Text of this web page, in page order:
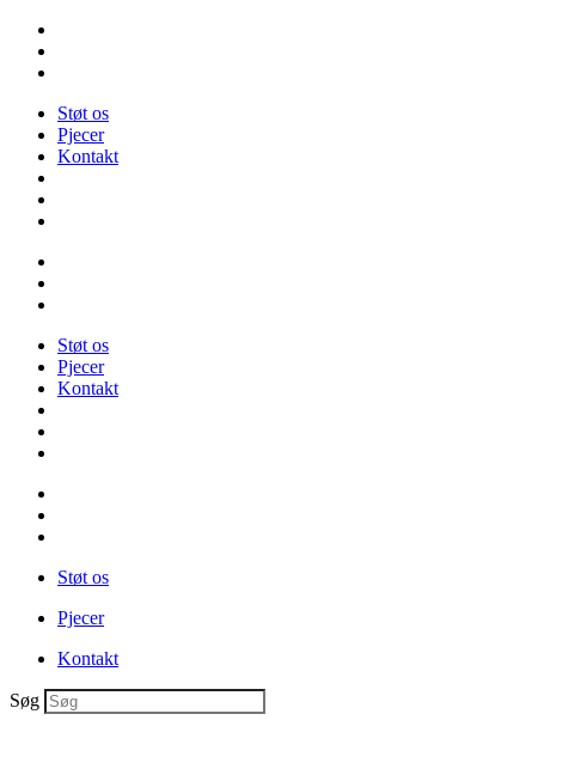
Videre
indhold
Støt os
Pjecer
Kontakt
Støt os
Pjecer
Kontakt
Støt os
Pjecer
Kontakt
Søg